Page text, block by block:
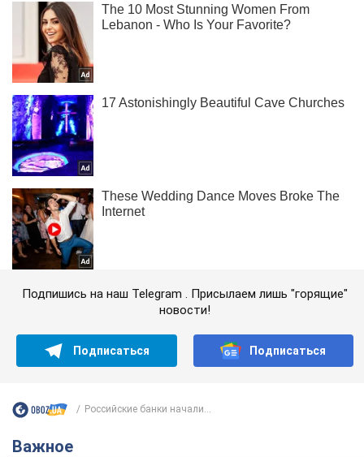
Подпишись на наш Telegram . Присылаем лишь "горящие"
новости!
Подписаться Подписаться
Российские банки начали...
Важное